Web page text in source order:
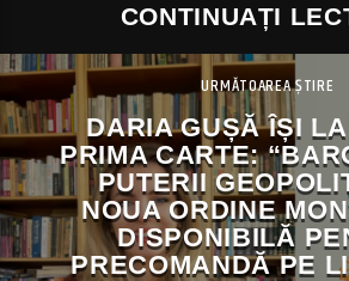
CONTINUAȚI
URMĂTOAREA ȘTIRE
DARIA GUȘĂ ÎȘI
PRIMA CARTE:
PUTERII
NOUA ORDINE
DISPONIBILĂ
PRECOMANDĂ PE